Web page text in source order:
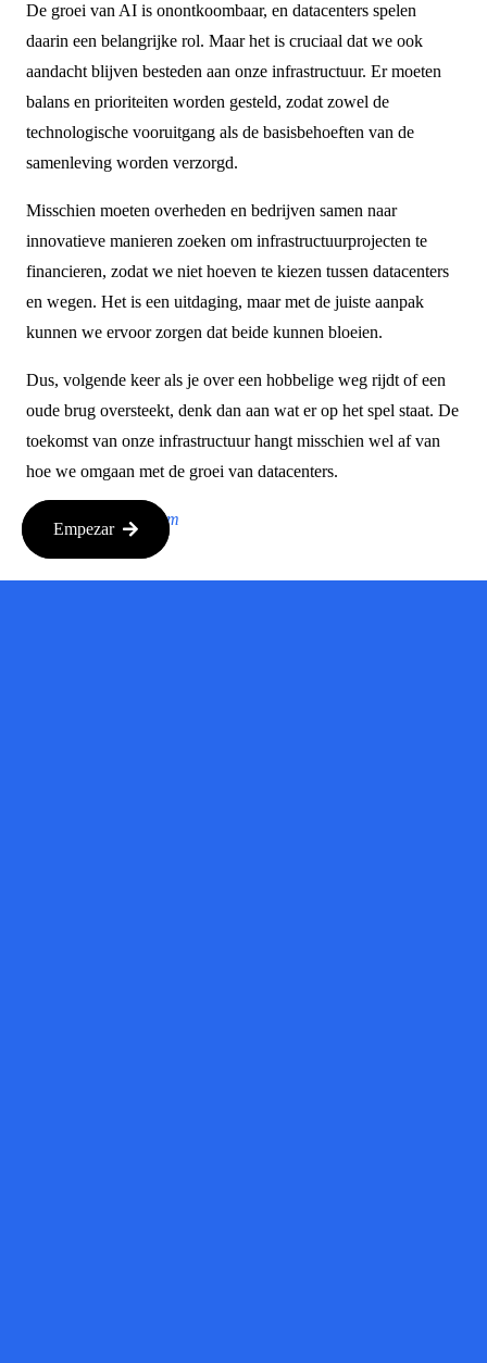
De groei van AI is onontkoombaar, en datacenters spelen
daarin een belangrijke rol. Maar het is cruciaal dat we ook
aandacht blijven besteden aan onze infrastructuur. Er moeten
balans en prioriteiten worden gesteld, zodat zowel de
technologische vooruitgang als de basisbehoeften van de
samenleving worden verzorgd.
Misschien moeten overheden en bedrijven samen naar
innovatieve manieren zoeken om infrastructuurprojecten te
financieren, zodat we niet hoeven te kiezen tussen datacenters
en wegen. Het is een uitdaging, maar met de juiste aanpak
kunnen we ervoor zorgen dat beide kunnen bloeien.
Dus, volgende keer als je over een hobbelige weg rijdt of een
oude brug oversteekt, denk dan aan wat er op het spel staat. De
toekomst van onze infrastructuur hangt misschien wel af van
hoe we omgaan met de groei van datacenters.
Bron: techcrunch.com
Empezar